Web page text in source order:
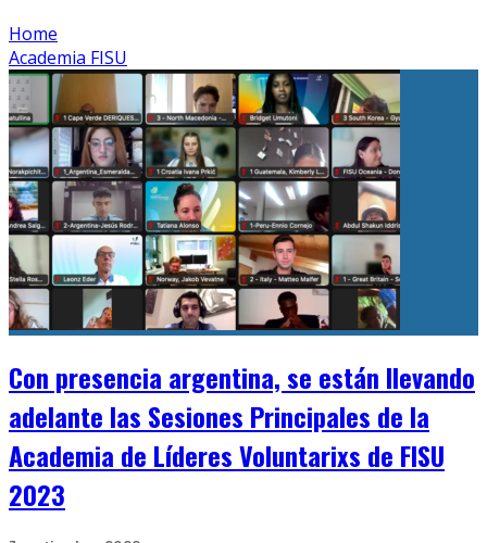
Home
Academia FISU
Con presencia argentina, se están llevando
adelante las Sesiones Principales de la
Academia de Líderes Voluntarixs de FISU
2023